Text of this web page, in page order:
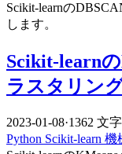
Scikit-learnの
します。
Scikit-learn
ラスタリン
2023-01-08·1362 文字
Python Scikit-learn 機